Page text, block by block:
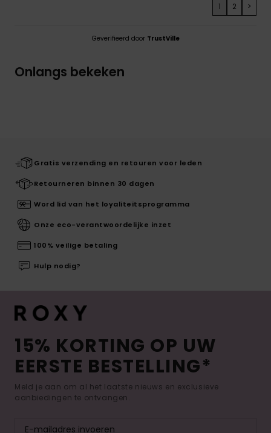
1 2 >
Geverifieerd door TrustVille
Onlangs bekeken
Gratis verzending en retouren voor leden
Retourneren binnen 30 dagen
Word lid van het loyaliteitsprogramma
Onze eco-verantwoordelijke inzet
100% veilige betaling
Hulp nodig?
15% KORTING OP UW
EERSTE BESTELLING*
Meld je aan om al het laatste nieuws en exclusieve
aanbiedingen te ontvangen.